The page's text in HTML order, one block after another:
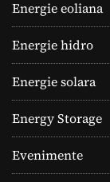
Energie eoliana
Energie hidro
Energie solara
Energy Storage
Evenimente